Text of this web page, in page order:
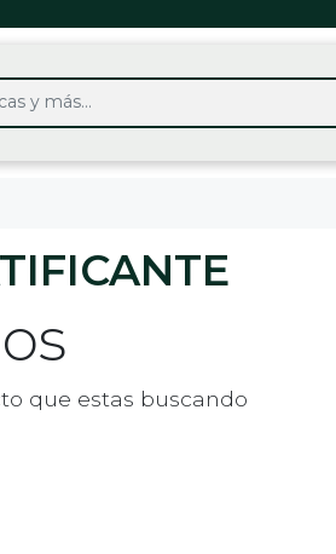
que estas buscando